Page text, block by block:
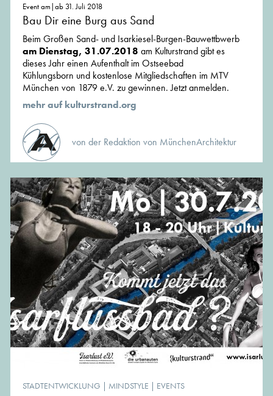
Event am|ab 31. Juli 2018
Bau Dir eine Burg aus Sand
Beim Großen Sand- und Isarkiesel-Burgen-Bauwettbwerb
am Dienstag, 31.07.2018 am Kulturstrand gibt es
dieses Jahr einen Aufenthalt im Ostseebad
Kühlungsborn und kostenlose Mitgliedschaften im MTV
München von 1879 e.V. zu gewinnen. Jetzt anmelden.
mehr auf kulturstrand.org
von der Redaktion von MünchenArchitektur
STADTENTWICKLUNG | MINDSTYLE | EVENTS